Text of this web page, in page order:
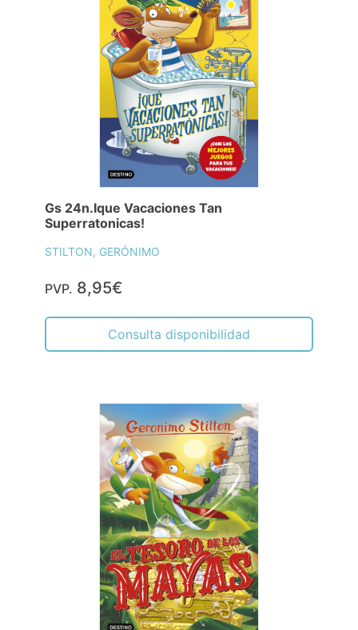
Reino de la Fantasía. la Última Aventura.
Decimosexto Viaje
STILTON, GERÓNIMO
24,95€
Consulta disponibilidad
El Secreto de los Tres Samuráis
STILTON, GERÓNIMO
8,95€